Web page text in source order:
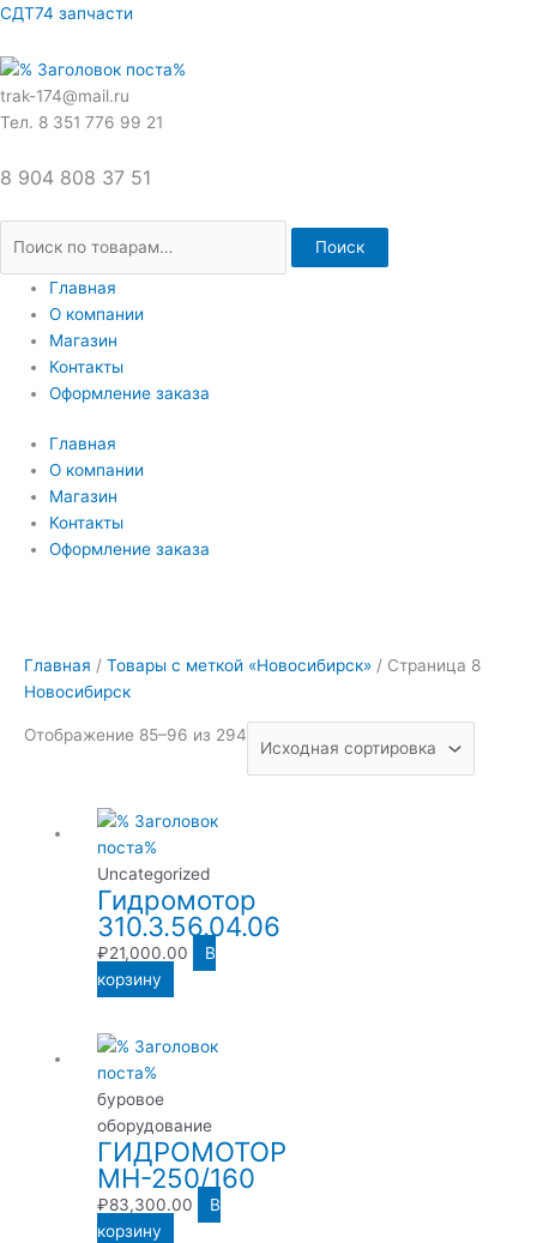
Перейти
содержимому
СДТ74 запчасти
trak-174@mail.ru
Тел. 8 351 776 99 21
8 904 808 37 51
Искать:
Поиск
Главная
О компании
Магазин
Контакты
Оформление заказа
Главная
О компании
Магазин
Контакты
Оформление заказа
Главная / Товары с меткой «Новосибирск» / Страница 8
Новосибирск
Отображение 85–96 из 294
Uncategorized
Гидромотор
310.3.56.04.06
₽21,000.00
В
корзину
буровое
оборудование
ГИДРОМОТОР
МН-250/160
₽83,300.00
В
корзину